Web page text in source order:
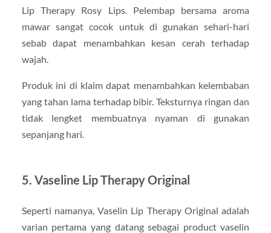
Lip Therapy Rosy Lips. Pelembap bersama aroma
mawar sangat cocok untuk di gunakan sehari-hari
sebab dapat menambahkan kesan cerah terhadap
wajah.
Produk ini di klaim dapat menambahkan kelembaban
yang tahan lama terhadap bibir. Teksturnya ringan dan
tidak lengket membuatnya nyaman di gunakan
sepanjang hari.
5. Vaseline Lip Therapy Original
Seperti namanya, Vaselin Lip Therapy Original adalah
varian pertama yang datang sebagai product vaselin